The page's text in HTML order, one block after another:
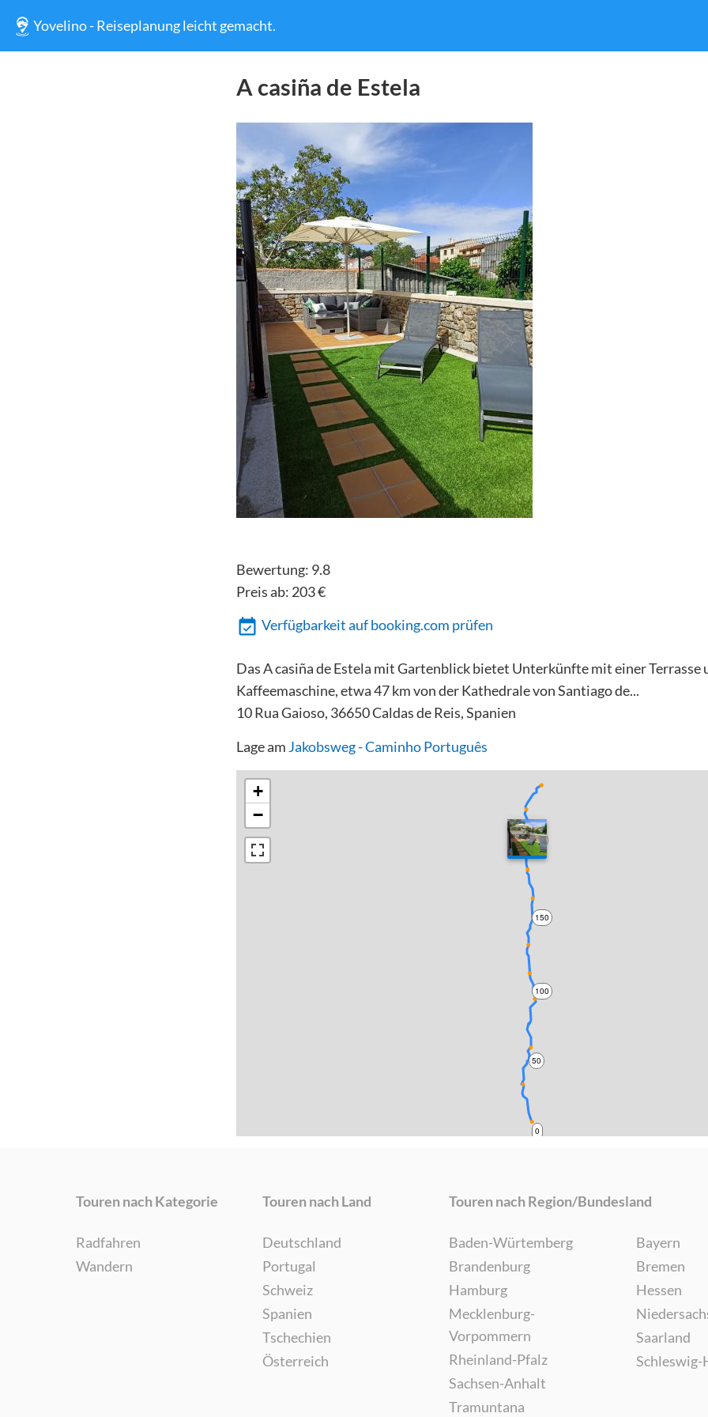
Yovelino - Reiseplanung leicht gemacht.
A casiña de Estela
Bewertung: 9.8
Preis ab: 203€
Verfügbarkeit auf booking.com prüfen
Das A casiña de Estela mit Gartenblick bietet Unterkünfte mit einer Terrasse
Kaffeemaschine, etwa 47 km von der Kathedrale von Santiago de...
10 Rua Gaioso, 36650 Caldas de Reis, Spanien
Lage am Jakobsweg - Caminho Português
0
50
100
150
200
+
−
Touren nach Kategorie
Radfahren
Wandern
Touren nach Land
Deutschland
Portugal
Schweiz
Spanien
Tschechien
Österreich
Touren nach Region/Bundesland
Baden-Würtemberg
Brandenburg
Hamburg
Mecklenburg-
Vorpommern
Rheinland-Pfalz
Sachsen-Anhalt
Tramuntana
Bayern
Bremen
Hessen
Saarland